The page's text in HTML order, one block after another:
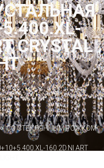
CRYSTAL
СО СТЕКЛЯННЫМ РОЖКОМ
160.2D.NI ART